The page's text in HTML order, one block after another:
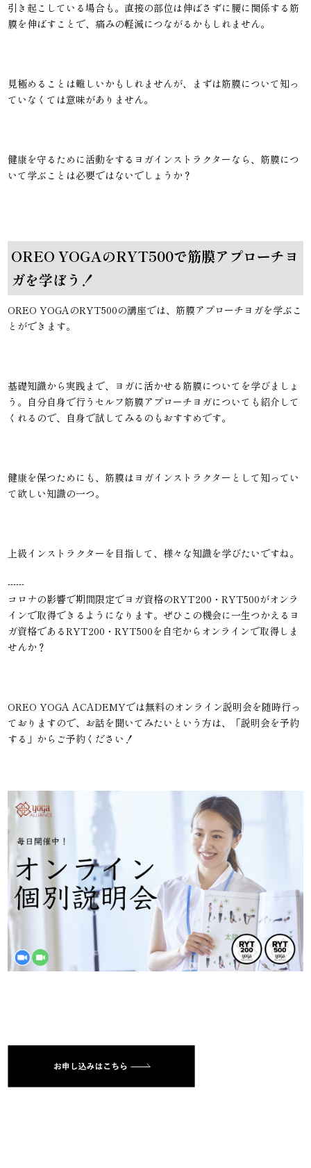
引き起こしている場合も。直接の部位は伸ばさずに腰に関係する筋
膜を伸ばすことで、痛みの軽減につながるかもしれません。
見極めることは難しいかもしれませんが、まずは筋膜について知っ
ていなくては意味がありません。
健康を守るために活動をするヨガインストラクターなら、筋膜につ
いて学ぶことは必要ではないでしょうか？
OREO YOGAのRYT500で筋膜アプローチヨ
ガを学ぼう！
OREO YOGAのRYT500の講座では、筋膜アプローチヨガを学ぶこ
とができます。
基礎知識から実践まで、ヨガに活かせる筋膜についてを学びましょ
う。自分自身で行うセルフ筋膜アプローチヨガについても紹介して
くれるので、自身で試してみるのもおすすめです。
健康を保つためにも、筋膜はヨガインストラクターとして知ってい
て欲しい知識の一つ。
上級インストラクターを目指して、様々な知識を学びたいですね。
------
コロナの影響で期間限定でヨガ資格のRYT200・RYT500がオンラ
インで取得できるようになります。ぜひこの機会に一生つかえるヨ
ガ資格であるRYT200・RYT500を自宅からオンラインで取得しま
せんか？
OREO YOGA ACADEMYでは無料のオンライン説明会を随時行っ
ておりますので、お話を聞いてみたいという方は、「説明会を予約
する」からご予約ください！